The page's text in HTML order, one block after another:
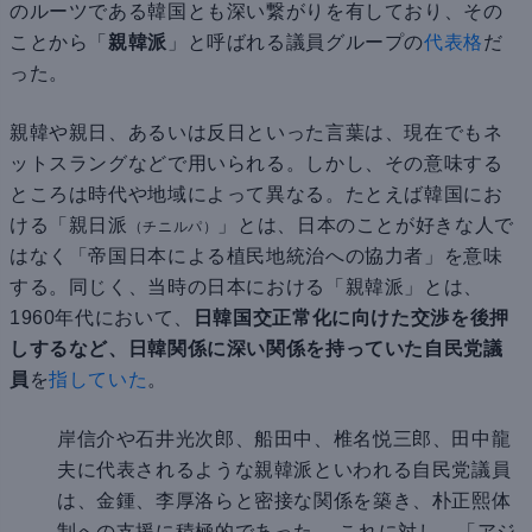
のルーツである韓国とも深い繋がりを有しており、その
ことから「 親韓派 」と呼ばれる議員グループの代表格だ
った。
親韓や親日、あるいは反日といった言葉は、現在でもネ
ットスラングなどで用いられる。しかし、その意味する
ところは時代や地域によって異なる。たとえば韓国にお
ける「親日派
（チニルパ）
」とは、日本のことが好きな人で
はなく「帝国日本による植民地統治への協力者」を意味
する。同じく、当時の日本における「親韓派」とは、
1960年代において、
日韓国交正常化に向けた交渉を後押
しするなど、日韓関係に深い関係を持っていた自民党議
員 を指していた 。
岸信介や石井光次郎、船田中、椎名悦三郎、田中龍
夫に代表されるような親韓派といわれる自民党議員
は、金鍾、李厚洛らと密接な関係を築き、朴正熙体